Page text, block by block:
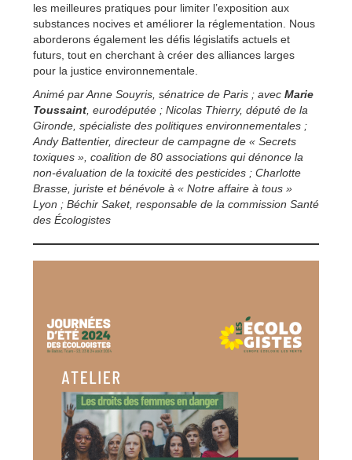
les meilleures pratiques pour limiter l’exposition aux
substances nocives et améliorer la réglementation. Nous
aborderons également les défis législatifs actuels et
futurs, tout en cherchant à créer des alliances larges
pour la justice environnementale.
Animé par Anne Souyris, sénatrice de Paris ; avec Marie
Toussaint , eurodéputée ; Nicolas Thierry, député de la
Gironde, spécialiste des politiques environnementales ;
Andy Battentier, directeur de campagne de « Secrets
toxiques », coalition de 80 associations qui dénonce la
non-évaluation de la toxicité des pesticides ; Charlotte
Brasse, juriste et bénévole à « Notre affaire à tous »
Lyon ; Béchir Saket, responsable de la commission Santé
des Écologistes